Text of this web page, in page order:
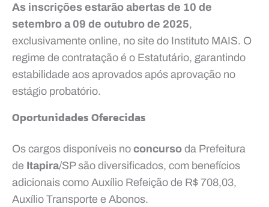
As inscrições estarão abertas de 10 de
setembro a 09 de outubro de 2025,
exclusivamente online, no site do Instituto MAIS. O
regime de contratação é o Estatutário, garantindo
estabilidade aos aprovados após aprovação no
estágio probatório.
Oportunidades Oferecidas
Os cargos disponíveis no concurso da Prefeitura
de Itapira/SP são diversificados, com benefícios
adicionais como Auxílio Refeição de R$ 708,03,
Auxílio Transporte e Abonos.